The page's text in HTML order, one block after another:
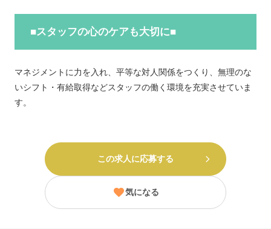
■スタッフの心のケアも大切に■
マネジメントに力を入れ、平等な対人関係をつくり、無理のな
いシフト・有給取得などスタッフの働く環境を充実させていま
す。
この求人に応募する
気になる